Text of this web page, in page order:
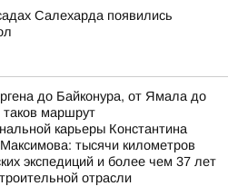
Салехарда появились
до Байконура, от Ямала до
маршрут
карьеры Константина
тысячи километров
экспедиций и более чем 37 лет
отрасли